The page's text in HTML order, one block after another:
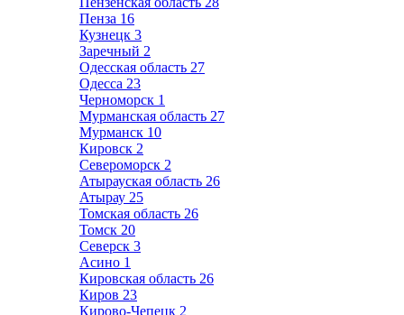
Пенза 16
Кузнецк 3
Заречный 2
Одесская область 27
Одесса 23
Черноморск 1
Мурманская область 27
Мурманск 10
Кировск 2
Североморск 2
Атырауская область 26
Атырау 25
Томская область 26
Томск 20
Северск 3
Асино 1
Кировская область 26
Киров 23
Кирово-Чепецк 2